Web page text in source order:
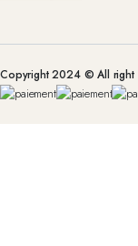
Copyright 2024 © All right